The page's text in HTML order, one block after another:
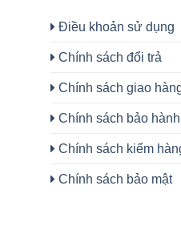
Điều khoản sử dụng
Chính sách đổi trả
Chính sách giao
Chính sách bảo hành
Chính sách kiểm
Chính sách bảo mật